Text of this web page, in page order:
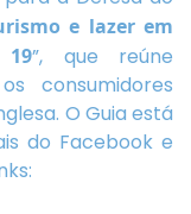
e lazer em
”, que reúne
consumidores
O Guia está
do Facebook e